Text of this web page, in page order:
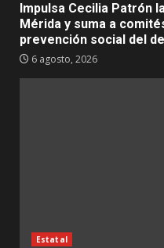
Impulsa Cecilia Patrón
Mérida y suma a
prevención social del
6 agosto, 2026
Estatal